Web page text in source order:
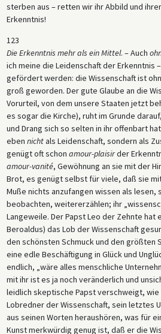
sterben aus – retten wir ihr Abbild und
Erkenntnis!
123
Die Erkenntnis mehr als ein Mittel. – Auch
ich meine die Leidenschaft der Erkenntnis
gefördert werden: die Wissenschaft ist
groß geworden. Der gute Glaube an die
Vorurteil, von dem unsere Staaten jetzt
es sogar die Kirche), ruht im Grunde
und Drang sich so selten in ihr offenbart
eben nichtals Leidenschaft, sondern als
genügt oft schon amour-plaisirder
amour-vanité, Gewöhnung an sie mit der
Brot, es genügt selbst für viele, daß sie
Muße nichts anzufangen wissen als lesen,
beobachten, weitererzählen; ihr
Langeweile. Der Papst Leo der Zehnte hat
Beroaldus) das Lob der Wissenschaft
den schönsten Schmuck und den größten
eine edle Beschäftigung in Glück und
endlich, „wäre alles menschliche
mit ihr ist es ja noch veränderlich und
leidlich skeptische Papst verschweigt, wie
Lobredner der Wissenschaft, sein letztes
aus seinen Worten heraushören, was für
Kunst merkwürdig genug ist, daß er die